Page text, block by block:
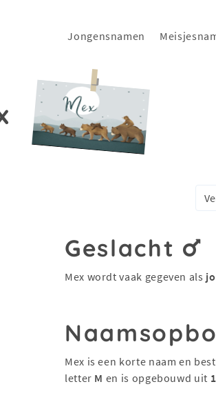
Jongensnamen
Geslacht
Mex wordt vaak gegeven als
Mex is een korte naam en
letter M en is opgebouwd uit